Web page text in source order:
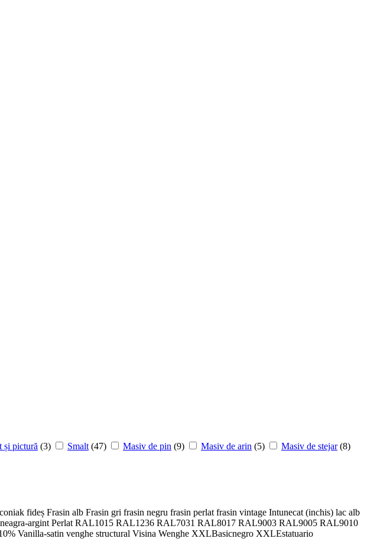
și pictură (3) Smalt (47) Masiv de pin (9) Masiv de arin (5) Masiv de stejar (8)
coniak fideș Frasin alb Frasin gri frasin negru frasin perlat frasin vintage Intunecat (inchis) lac alb
argint Perlat RAL1015 RAL1236 RAL7031 RAL8017 RAL9003 RAL9005 RAL9010
Vanilla-satin venghe structural Visina Wenghe XXLBasicnegro XXLEstatuario